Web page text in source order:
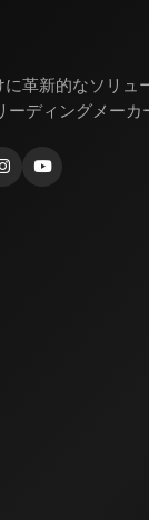
革新的なソリュ
ディングメーカ